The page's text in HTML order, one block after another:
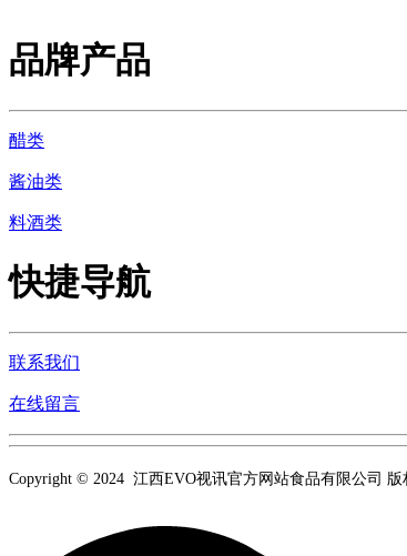
品牌产品
醋类
酱油类
料酒类
快捷导航
联系我们
在线留言
Copyright © 2024 江西EVO视讯官方网站食品有限公司 版